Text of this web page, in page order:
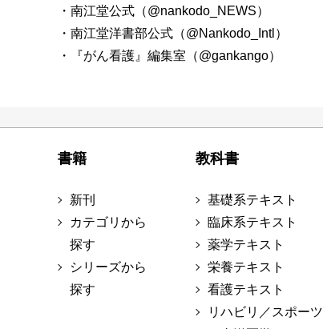
・南江堂公式（@nankodo_NEWS）
・南江堂洋書部公式（@Nankodo_Intl）
・『がん看護』編集室（@gankango）
書籍
新刊
カテゴリから
探す
シリーズから
探す
教科書
基礎系テキスト
臨床系テキスト
薬学テキスト
栄養テキスト
看護テキスト
リハビリ／スポーツ